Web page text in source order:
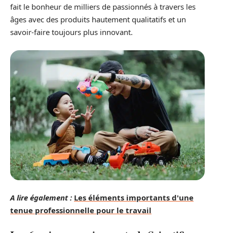
fait le bonheur de milliers de passionnés à travers les
âges avec des produits hautement qualitatifs et un
savoir-faire toujours plus innovant.
A lire également : Les éléments importants d'une
tenue professionnelle pour le travail